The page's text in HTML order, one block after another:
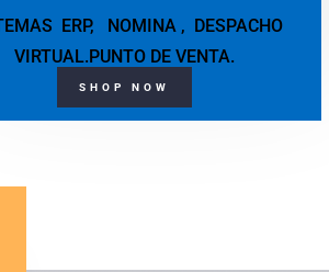
ERP, NOMINA , DESPACHO
VIRTUAL.PUNTO DE VENTA.
SHOP NOW